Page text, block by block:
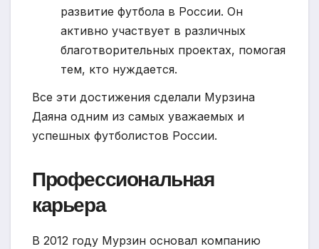
развитие футбола в России. Он
активно участвует в различных
благотворительных проектах, помогая
тем, кто нуждается.
Все эти достижения сделали Мурзина
Даяна одним из самых уважаемых и
успешных футболистов России.
Профессиональная
карьера
В 2012 году Мурзин основал компанию